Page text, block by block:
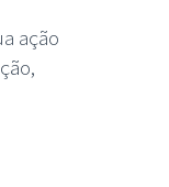
ação